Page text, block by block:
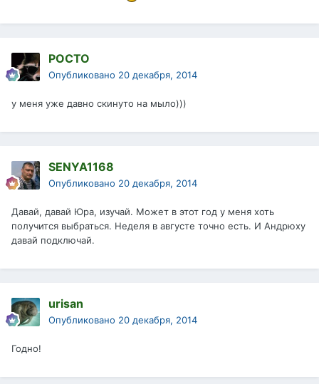
РОСТО
Опубликовано 20 декабря, 2014
у меня уже давно скинуто на мыло)))
SENYA1168
Опубликовано 20 декабря, 2014
Давай, давай Юра, изучай. Может в этот год у меня хоть
получится выбраться. Неделя в августе точно есть. И Андрюху
давай подключай.
urisan
Опубликовано 20 декабря, 2014
Годно!